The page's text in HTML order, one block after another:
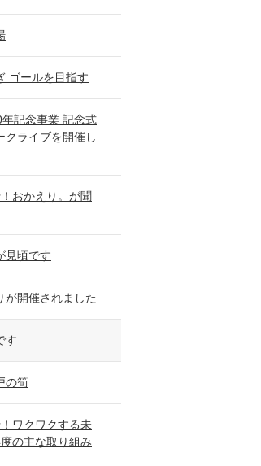
ゴールを目指す
記念事業 記念式
クライブを開催し
おかえり。が聞
見頃です
が開催されました
す
の筍
ワクワクする未
の主な取り組み